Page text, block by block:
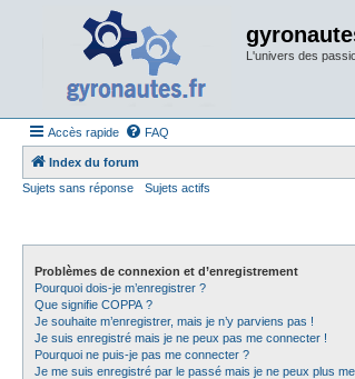
L'univers des
Accès rapide FAQ
Index du forum
Sujets sans réponse
Sujets actifs
Problèmes de connexion et d’enregistrement
Pourquoi dois-je m’enregistrer ?
Que signifie COPPA ?
Je souhaite m’enregistrer, mais je n’y parviens pas !
Je suis enregistré mais je ne peux pas me connecter !
Pourquoi ne puis-je pas me connecter ?
Je me suis enregistré par le passé mais je ne peux plus